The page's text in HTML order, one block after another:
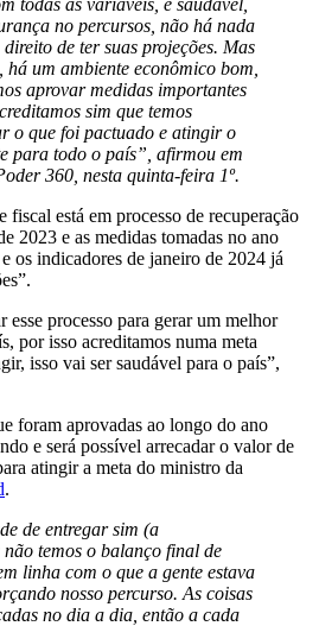
no percursos, não há nada
de ter suas projeções. Mas
há um ambiente econômico bom,
aprovar medidas importantes
sim que temos
o que foi pactuado e atingir o
para todo o país”, afirmou em
360, nesta quinta-feira 1º.
fiscal está em processo de recuperação
2023 e as medidas tomadas no ano
os indicadores de janeiro de 2024 já
esse processo para gerar um melhor
por isso acreditamos numa meta
isso vai ser saudável para o país”,
foram aprovadas ao longo do ano
e será possível arrecadar o valor de
atingir a meta do ministro da
.
de entregar sim (a
temos o balanço final de
linha com o que a gente estava
nosso percurso. As coisas
no dia a dia, então a cada